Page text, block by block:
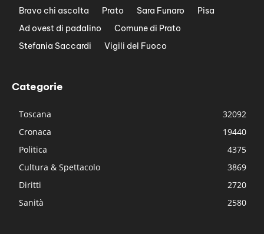
Bravo chi ascolta
Prato Sara Funaro
Pisa
Ad ovest di padalino
Comune di Prato
Stefania Saccardi
Vigili del Fuoco
Categorie
Toscana
32092
Cronaca
19440
Politica
4375
Cultura & Spettacolo
3869
Diritti
2720
Sanità
2580